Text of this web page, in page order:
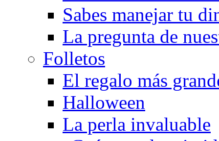
Sabes manejar tu
La pregunta de
Folletos
El regalo más
Halloween
La perla invaluable